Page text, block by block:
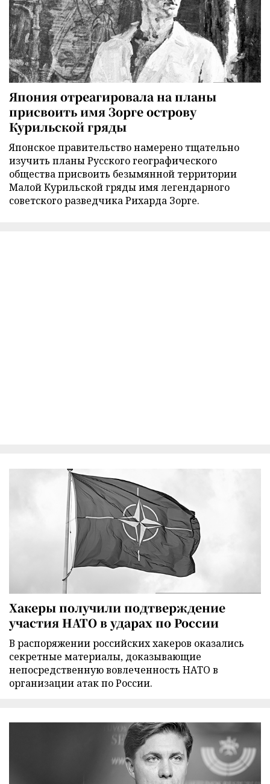
Япония отреагировала на планы
присвоить имя Зорге острову
Курильской гряды
Японское правительство намерено тщательно
изучить планы Русского географического
общества присвоить безымянной территории
Малой Курильской гряды имя легендарного
советского разведчика Рихарда Зорге.
Хакеры получили подтверждение
участия НАТО в ударах по России
В распоряжении российских хакеров оказались
секретные материалы, доказывающие
непосредственную вовлеченность НАТО в
организации атак по России.